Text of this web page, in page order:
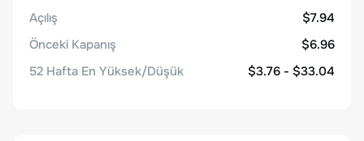
Açılış
$7.94
Önceki Kapanış
$6.96
52 Hafta En Yüksek/Düşük
$3.76 - $33.04